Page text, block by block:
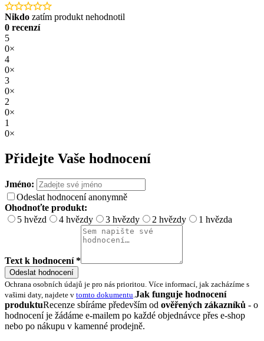
Nikdo zatím produkt nehodnotil
0 recenzí
5
0×
4
0×
3
0×
2
0×
1
0×
Přidejte Vaše hodnocení
Jméno:
Odeslat hodnocení anonymně
Ohodnoťte produkt:
5 hvězd
4 hvězdy 3 hvězdy 2 hvězdy 1 hvězda
Text k hodnocení *
Odeslat hodnocení
Ochrana osobních údajů je pro nás prioritou. Více informací, jak zacházíme s
vašimi daty, najdete v tomto dokumentu Jak funguje hodnocení
produktuRecenze sbíráme především od ověřených zákazníků - o
hodnocení je žádáme e-mailem po každé objednávce přes e-shop
nebo po nákupu v kamenné prodejně.